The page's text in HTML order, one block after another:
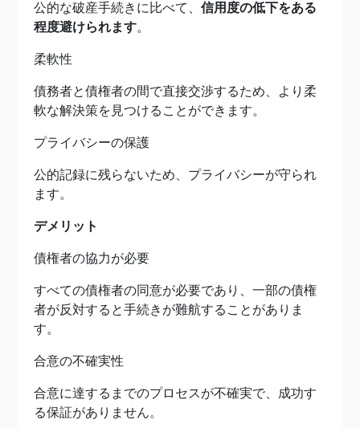
公的な破産手続きに比べて、 信用度の低下をある
程度避けられます。
柔軟性
債務者と債権者の間で直接交渉するため、より柔
軟な解決策を見つけることができます。
プライバシーの保護
公的記録に残らないため、プライバシーが守られ
ます。
デメリット
債権者の協力が必要
すべての債権者の同意が必要であり、一部の債権
者が反対すると手続きが難航することがありま
す。
合意の不確実性
合意に達するまでのプロセスが不確実で、成功す
る保証がありません。